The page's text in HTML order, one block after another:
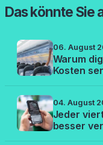
Das könnte Sie
06. August
Warum
Kosten
04. August
Jeder
besser